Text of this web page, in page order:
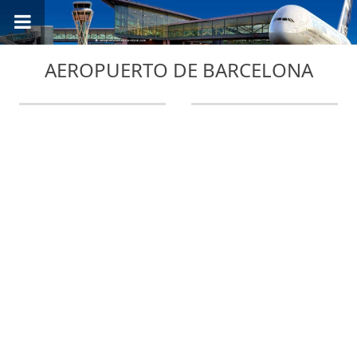
AEROPUERTO DE BARCELONA